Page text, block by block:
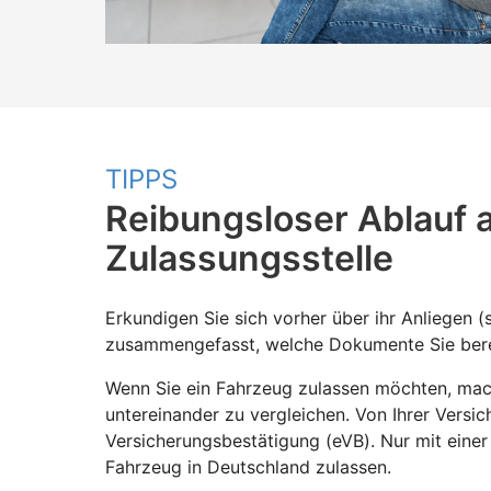
TIPPS
Reibungsloser Ablauf
Zulassungsstelle
Erkundigen Sie sich vorher über ihr Anliegen
zusammengefasst, welche Dokumente Sie
Wenn Sie ein Fahrzeug zulassen möchten,
untereinander zu vergleichen. Von Ihrer
Versicherungsbestätigung (eVB). Nur mit
Fahrzeug in Deutschland zulassen.